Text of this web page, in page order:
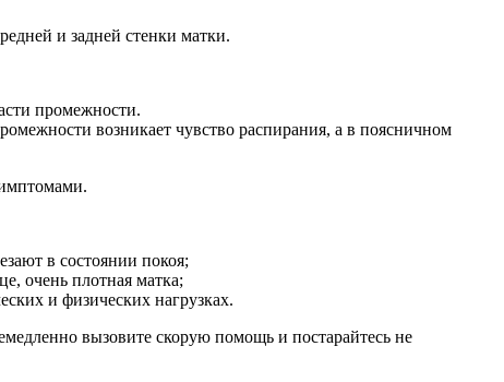
и задней стенки матки.
промежности.
возникает чувство распирания, а в поясничном
в состоянии покоя;
очень плотная матка;
и физических нагрузках.
вызовите скорую помощь и постарайтесь не